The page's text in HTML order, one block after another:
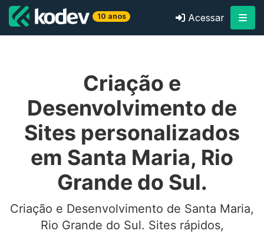
10 anos Acessar
Criação e
Desenvolvimento de
Sites personalizados
em Santa Maria, Rio
Grande do Sul.
Criação e Desenvolvimento de Santa Maria,
Rio Grande do Sul. Sites rápidos,